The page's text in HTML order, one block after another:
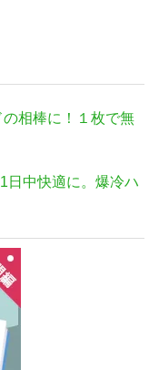
の相棒に！１枚で無
日中快適に。爆冷ハ